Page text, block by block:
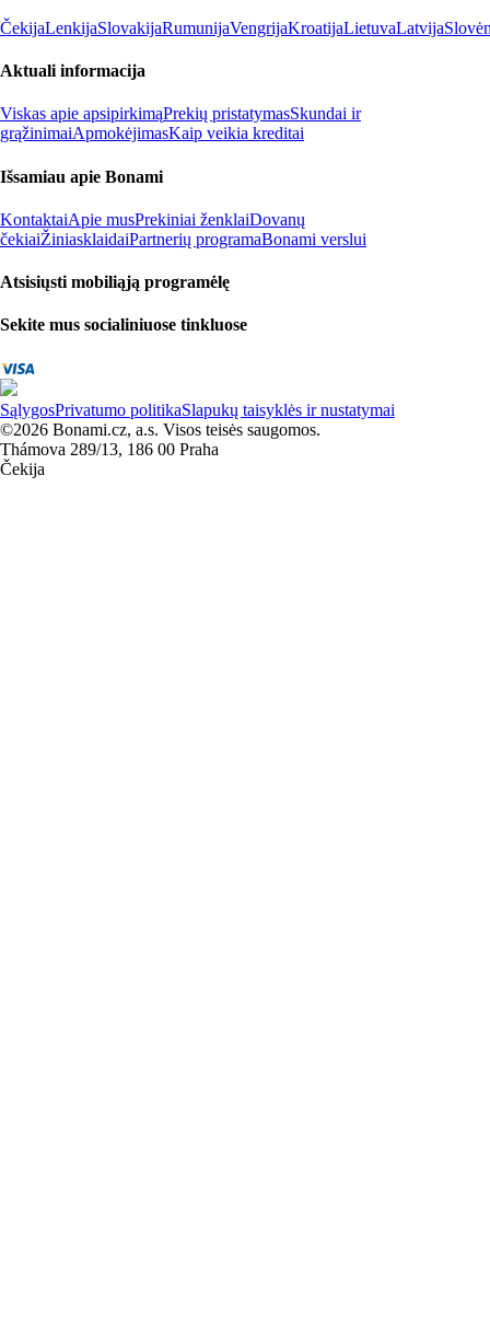
ČekijaLenkijaSlovakijaRumunijaVengrijaKroatijaLietuvaLatvija
Aktuali informacija
Viskas apie apsipirkimąPrekių pristatymasSkundai ir
grąžinimaiApmokėjimasKaip veikia kreditai
Išsamiau apie Bonami
KontaktaiApie musPrekiniai ženklaiDovanų
čekiaiŽiniasklaidaiPartnerių programaBonami verslui
Atsisiųsti mobiliąją programėlę
Sekite mus socialiniuose tinkluose
SąlygosPrivatumo politikaSlapukų taisyklės ir nustatymai
©2026 Bonami.cz, a.s. Visos teisės saugomos.
Thámova 289/13, 186 00 Praha
Čekija